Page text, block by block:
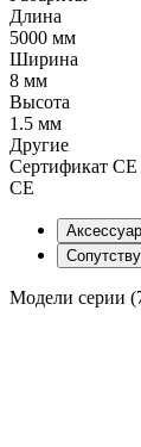
Длина
5000 мм
Ширина
8 мм
Высота
1.5 мм
Другие
Сертификат CE
CE
Модели серии